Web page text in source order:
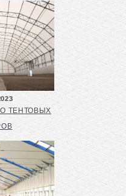
ТЕНТОВЫХ